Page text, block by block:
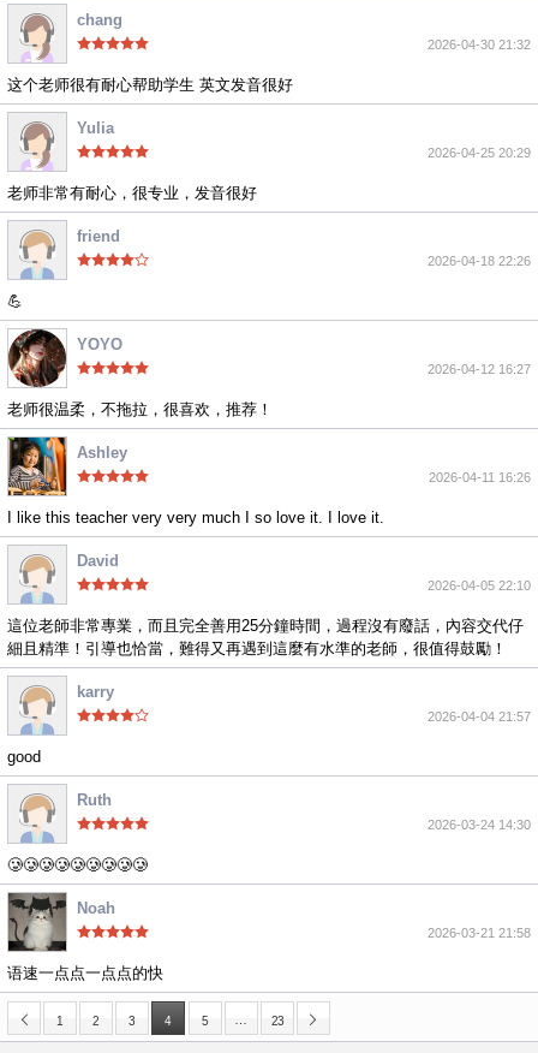
chang
2026-04-30 21:32
这个老师很有耐心帮助学生 英文发音很好
Yulia
2026-04-25 20:29
老师非常有耐心，很专业，发音很好
friend
2026-04-18 22:26
💪
YOYO
2026-04-12 16:27
老师很温柔，不拖拉，很喜欢，推荐！
Ashley
2026-04-11 16:26
I like this teacher very very much I so love it. I love it.
David
2026-04-05 22:10
這位老師非常專業，而且完全善用25分鐘時間，過程沒有廢話，內容交代仔
細且精準！引導也恰當，難得又再遇到這麼有水準的老師，很值得鼓勵！
karry
2026-04-04 21:57
good
Ruth
2026-03-24 14:30
🥲🥲🥲🥲🥲🥲🥲🥲🥲
Noah
2026-03-21 21:58
语速一点点一点点的快
1 2 3 4 5 23